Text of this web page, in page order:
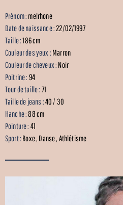
Prénom : melrhone
Date de naissance :22/02/1997
Taille :186 cm
Couleur des yeux : Marron
Couleur de cheveux : Noir
Poitrine : 94
Tour de taille : 71
Taille de jeans :40 / 30
Hanche :88 cm
Pointure : 41
Sport : Boxe , Danse , Athlétisme